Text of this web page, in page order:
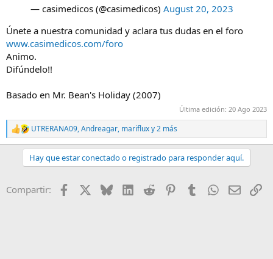
— casimedicos (@casimedicos) August 20, 2023
Únete a nuestra comunidad y aclara tus dudas en el foro
www.casimedicos.com/foro
Animo.
Difúndelo!!
Basado en Mr. Bean's Holiday (2007)
Última edición: 20 Ago 2023
R
e
o
UTRERANA09,Andreagar, marifluxy 2 más
Hay que estar conectado o registrado para responder aquí.
Compartir: Facebook BlueskyLinkedIn
Reddit PinterestTumblr WhatsApp
E-mail